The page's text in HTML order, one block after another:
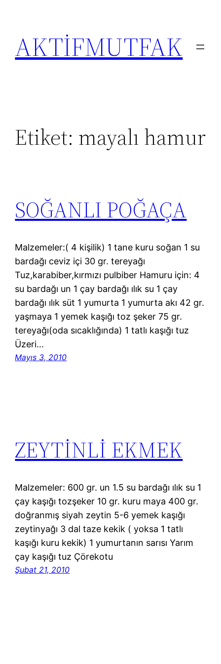
AKTİFMUTFAK
Etiket: mayalı hamur
SOĞANLI POĞAÇA
Malzemeler:( 4 kişilik) 1 tane kuru soğan 1 su
bardağı ceviz içi 30 gr. tereyağı
Tuz,karabiber,kırmızı pulbiber Hamuru için: 4
su bardağı un 1 çay bardağı ılık su 1 çay
bardağı ılık süt 1 yumurta 1 yumurta akı 42 gr.
yaşmaya 1 yemek kaşığı toz şeker 75 gr.
tereyağı(oda sıcaklığında) 1 tatlı kaşığı tuz
Üzeri…
Mayıs 3, 2010
ZEYTİNLİ EKMEK
Malzemeler: 600 gr. un 1.5 su bardağı ılık su 1
çay kaşığı tozşeker 10 gr. kuru maya 400 gr.
doğranmış siyah zeytin 5-6 yemek kaşığı
zeytinyağı 3 dal taze kekik ( yoksa 1 tatlı
kaşığı kuru kekik) 1 yumurtanın sarısı Yarım
çay kaşığı tuz Çörekotu
Şubat 21, 2010